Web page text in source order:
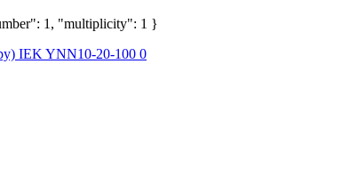
1, "multiplicity": 1 }